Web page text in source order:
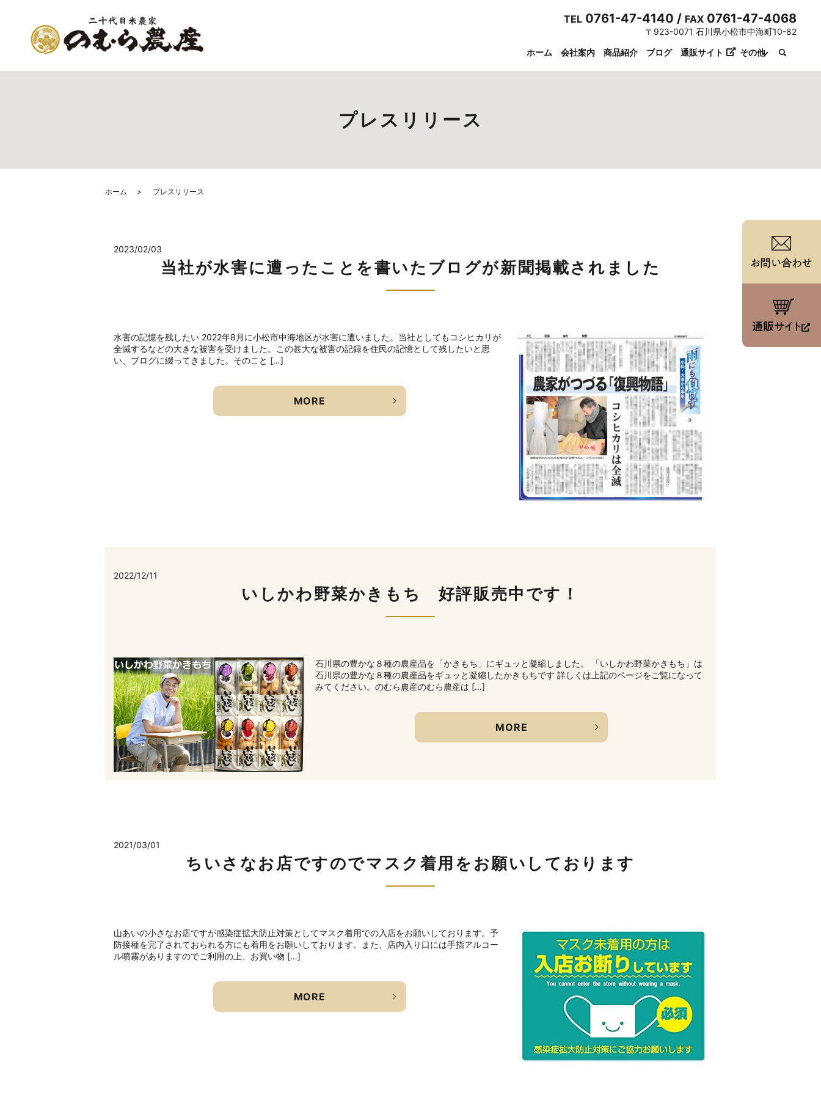
ホーム 会社案内 商品紹介 ブログ 通販サイト その他
TEL0761-47-4140 / FAX0761-47-4068
〒923-0071 石川県小松市中海町10-82
プレスリリース
ホーム プレスリリース
2023/02/03
当社が水害に遭ったことを書いたブログが新聞掲載されました
水害の記憶を残したい 2022年8月に小松市中海地区が水害に遭いました。当社としてもコシヒカリが
全滅するなどの大きな被害を受けました。この甚大な被害の記録を住民の記憶として残したいと思
い、ブログに綴ってきました。そのこと […]
MORE
2022/12/11
いしかわ野菜かきもち 好評販売中です！
石川県の豊かな８種の農産品を「かきもち」にギュッと凝縮しました。 「いしかわ野菜かきもち」は
石川県の豊かな８種の農産品をギュッと凝縮したかきもちです 詳しくは上記のページをご覧になって
みてください。のむら農産のむら農産は […]
MORE
2021/03/01
ちいさなお店ですのでマスク着用をお願いしております
山あいの小さなお店ですが感染症拡大防止対策としてマスク着用での入店をお願いしております。予
防接種を完了されておられる方にも着用をお願いしております。また、店内入り口には手指アルコー
ル噴霧がありますのでご利用の上、お買い物 […]
MORE